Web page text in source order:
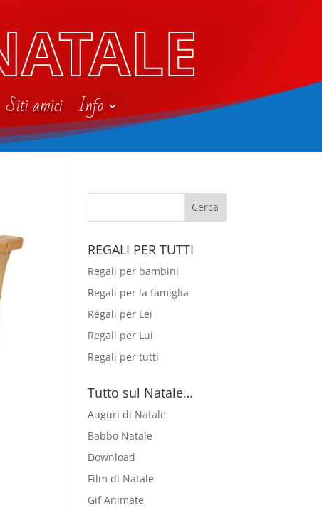
Siti amici Info
REGALI PER TUTTI
Regali per bambini
Regali per la famiglia
Regali per Lei
Regali per Lui
Regali per tutti
Tutto sul Natale…
Auguri di Natale
Babbo Natale
Download
Film di Natale
Gif Animate